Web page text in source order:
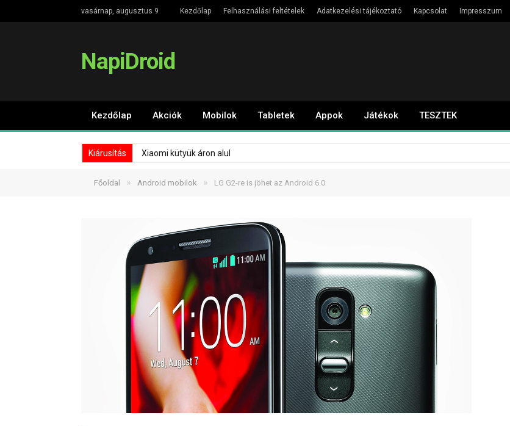
vasárnap, augusztus 9 Kezdőlap Felhasználási feltételek Adatkezelési tájékoztató Kapcsolat Impresszum
NapiDroid
Kezdőlap Akciók Mobilok Tabletek Appok Játékok TESZTEK
Kiárusítás Xiaomi kütyük áron alul
Főoldal » Android mobilok » LG G2-re is jöhet az Android 6.0